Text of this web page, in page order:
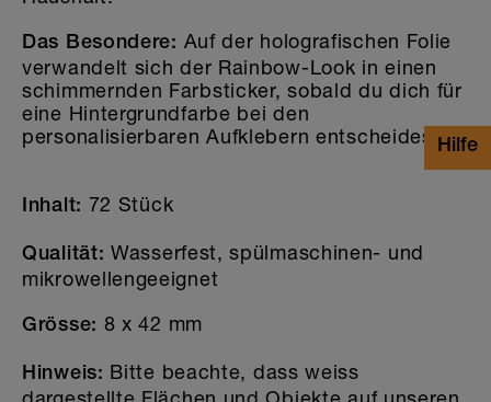
Das Besondere: Auf der holografischen Folie
verwandelt sich der Rainbow-Look in einen
schimmernden Farbsticker, sobald du dich für
eine Hintergrundfarbe bei den
personalisierbaren Aufklebern entscheidest.
Inhalt: 72 Stück
Qualität: Wasserfest, spülmaschinen- und
mikrowellengeeignet
Grösse: 8 x 42 mm
Hinweis: Bitte beachte, dass weiss